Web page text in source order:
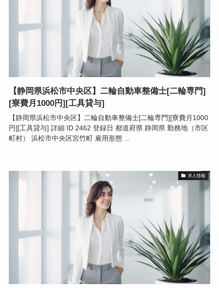
【静岡県浜松市中央区】二輪自動車整備士[二輪専門]
[寮費月1000円][工具貸与]
【静岡県浜松市中央区】二輪自動車整備士[二輪専門][寮費月1000
円][工具貸与] 詳細 ID 2462 登録日 都道府県 静岡県 勤務地（市区
町村） 浜松市中央区宮竹町 雇用形態 ...
求人情報